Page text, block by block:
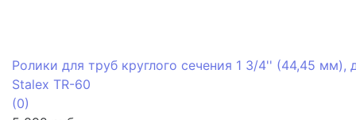
Ролики для труб круглого сечения 1 3/4'' (44,45 мм),
Stalex TR-60
(0)